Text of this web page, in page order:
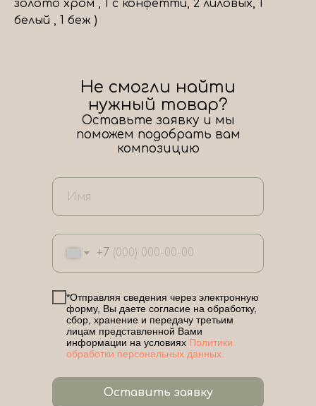
золото хром , 1 с конфетти, 2 лиловых, 1
белый , 1 беж )
+7
*Отправляя сведения через электронную
форму, Вы даете согласие на обработку,
сбор, хранение и передачу третьим
лицам представленной Вами
информации на условиях Политики
обработки персональных данных.
Оставить заявку
Не смогли найти
нужный товар?
Оставьте заявку и мы
поможем подобрать вам
композицию